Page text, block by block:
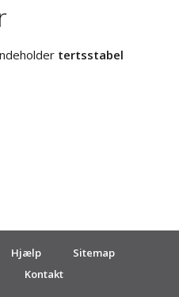
tertsstabel
Hjælp
Sitemap
Kontakt